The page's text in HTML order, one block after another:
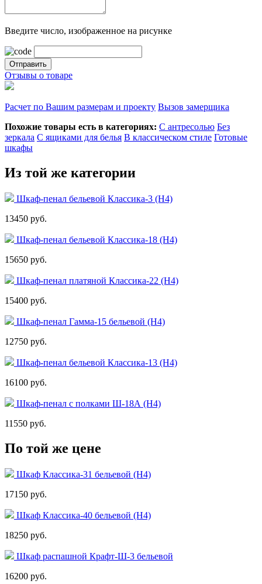
Введите число, изображенное на рисунке
Отзывы о товаре
Расчет по Вашим размерам и проекту Вызов замерщика
Похожие товары есть в категориях: С антресолью Без
зеркала С ящиками для белья В классическом стиле Готовые
шкафы
Из той же категории
Шкаф-пенал бельевой Классика-3 (Н4)
13450 руб.
Шкаф-пенал бельевой Классика-18 (Н4)
15650 руб.
Шкаф-пенал платяной Классика-22 (Н4)
15400 руб.
Шкаф-пенал Гамма-15 бельевой (Н4)
12750 руб.
Шкаф-пенал бельевой Классика-13 (Н4)
16100 руб.
Шкаф-пенал с полками Ш-18А (Н4)
11550 руб.
По той же цене
Шкаф Классика-31 бельевой (Н4)
17150 руб.
Шкаф Классика-40 бельевой (Н4)
18250 руб.
Шкаф распашной Крафт-Ш-3 бельевой
16200 руб.